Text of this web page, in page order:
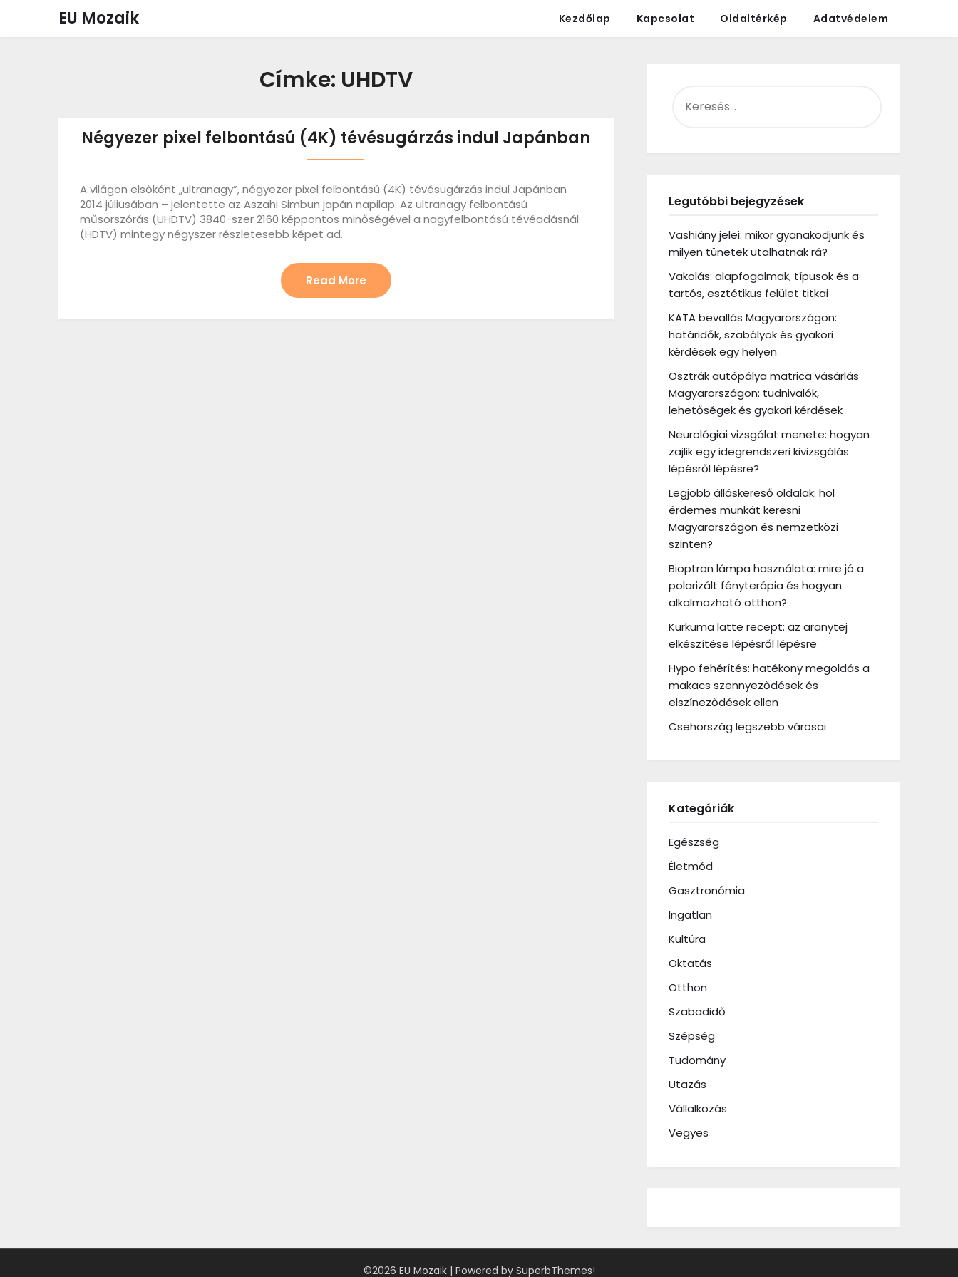
EU Mozaik Kezdőlap Kapcsolat Oldaltérkép Adatvédelem
Címke: UHDTV
Négyezer pixel felbontású (4K) tévésugárzás indul Japánban
A világon elsőként „ultranagy”, négyezer pixel felbontású (4K) tévésugárzás indul Japánban
2014 júliusában – jelentette az Aszahi Simbun japán napilap. Az ultranagy felbontású
műsorszórás (UHDTV) 3840-szer 2160 képpontos minőségével a nagyfelbontású tévéadásnál
(HDTV) mintegy négyszer részletesebb képet ad.
Read More
Legutóbbi bejegyzések
Vashiány jelei: mikor gyanakodjunk és
milyen tünetek utalhatnak rá?
Vakolás: alapfogalmak, típusok és a
tartós, esztétikus felület titkai
KATA bevallás Magyarországon:
határidők, szabályok és gyakori
kérdések egy helyen
Osztrák autópálya matrica vásárlás
Magyarországon: tudnivalók,
lehetőségek és gyakori kérdések
Neurológiai vizsgálat menete: hogyan
zajlik egy idegrendszeri kivizsgálás
lépésről lépésre?
Legjobb álláskereső oldalak: hol
érdemes munkát keresni
Magyarországon és nemzetközi
szinten?
Bioptron lámpa használata: mire jó a
polarizált fényterápia és hogyan
alkalmazható otthon?
Kurkuma latte recept: az aranytej
elkészítése lépésről lépésre
Hypo fehérítés: hatékony megoldás a
makacs szennyeződések és
elszíneződések ellen
Csehország legszebb városai
Kategóriák
Egészség
Életmód
Gasztronómia
Ingatlan
Kultúra
Oktatás
Otthon
Szabadidő
Szépség
Tudomány
Utazás
Vállalkozás
Vegyes
©2026 EU Mozaik | Powered by SuperbThemes!